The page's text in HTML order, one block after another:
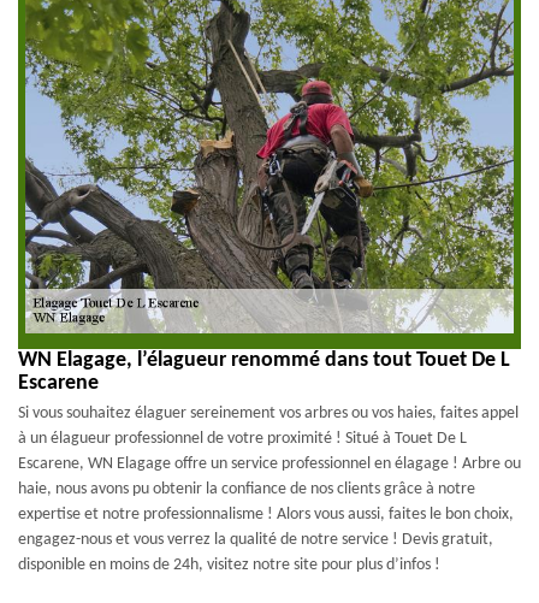
WN Elagage, l’élagueur renommé dans tout Touet De L
Escarene
Si vous souhaitez élaguer sereinement vos arbres ou vos haies, faites appel
à un élagueur professionnel de votre proximité ! Situé à Touet De L
Escarene, WN Elagage offre un service professionnel en élagage ! Arbre ou
haie, nous avons pu obtenir la confiance de nos clients grâce à notre
expertise et notre professionnalisme ! Alors vous aussi, faites le bon choix,
engagez-nous et vous verrez la qualité de notre service ! Devis gratuit,
disponible en moins de 24h, visitez notre site pour plus d’infos !